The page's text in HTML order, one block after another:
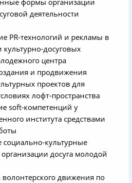
формы организации
деятельности
PR-технологий и рекламы в
досуговых
центра
и продвижения
проектов для
лофт-пространства
soft-компетенций у
института средствами
культурные
досуга молодой
волонтерского движения по